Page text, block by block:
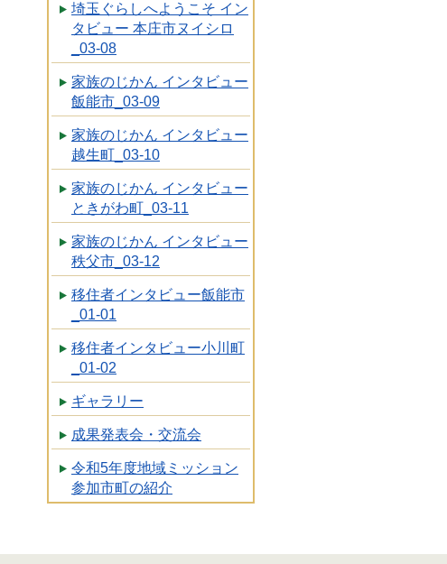
埼玉ぐらしへようこそ イン
タビュー 本庄市ヌイシロ
_03-08
家族のじかん インタビュー
飯能市_03-09
家族のじかん インタビュー
越生町_03-10
家族のじかん インタビュー
ときがわ町_03-11
家族のじかん インタビュー
秩父市_03-12
移住者インタビュー飯能市
_01-01
移住者インタビュー小川町
_01-02
ギャラリー
成果発表会・交流会
令和5年度地域ミッション
参加市町の紹介